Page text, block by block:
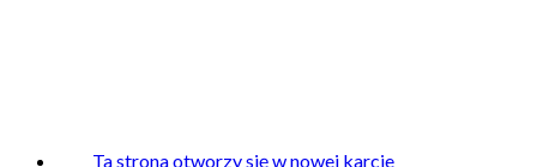
Ta strona otworzy się w nowej karcie